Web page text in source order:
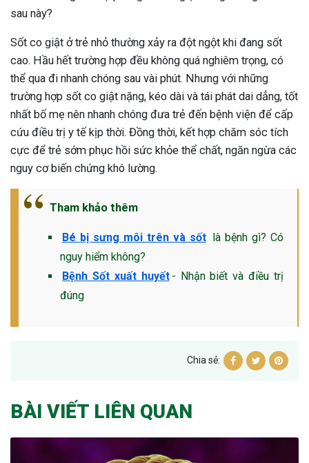
sau này?
Sốt co giật ở trẻ nhỏ thường xảy ra đột ngột khi đang sốt
cao. Hầu hết trường hợp đều không quá nghiêm trọng, có
thể qua đi nhanh chóng sau vài phút. Nhưng với những
trường hợp sốt co giật nặng, kéo dài và tái phát dai dẳng, tốt
nhất bố mẹ nên nhanh chóng đưa trẻ đến bệnh viện để cấp
cứu điều trị y tế kịp thời. Đồng thời, kết hợp chăm sóc tích
cực để trẻ sớm phục hồi sức khỏe thể chất, ngăn ngừa các
nguy cơ biến chứng khó lường.
Tham khảo thêm
Bé bị sưng môi trên và sốt là bệnh gì? Có
nguy hiểm không?
Bệnh Sốt xuất huyết - Nhận biết và điều trị
đúng
Chia sẻ:
BÀI VIẾT LIÊN QUAN